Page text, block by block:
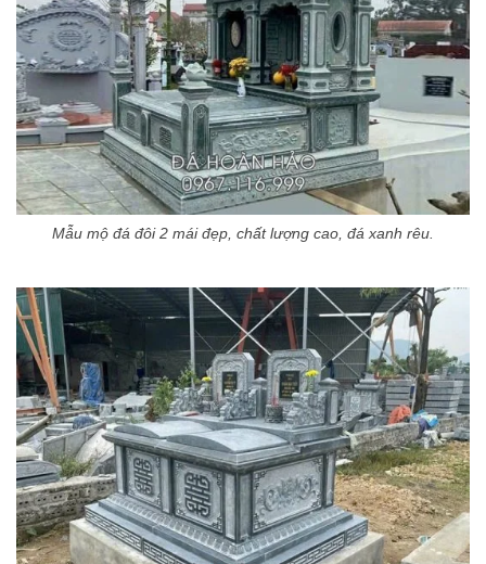
Mẫu mộ đá đôi 2 mái đẹp, chất lượng cao, đá xanh rêu.